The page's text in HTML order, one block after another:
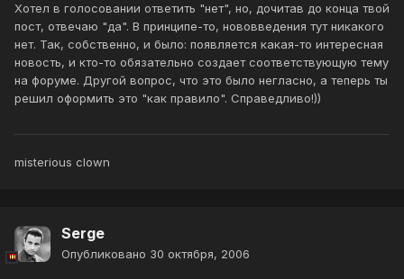
Хотел в голосовании ответить "нет", но, дочитав до конца твой
пост, отвечаю "да". В принципе-то, нововведения тут никакого
нет. Так, собственно, и было: появляется какая-то интересная
новость, и кто-то обязательно создает соответствующую тему
на форуме. Другой вопрос, что это было негласно, а теперь ты
решил оформить это "как правило". Справедливо!))
misterious clown
Serge
Опубликовано 30 октября, 2006